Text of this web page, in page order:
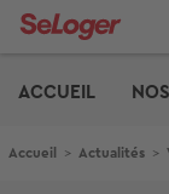
Aller
ACCUEIL
Fil d'Ariane
Accueil > Actualités >